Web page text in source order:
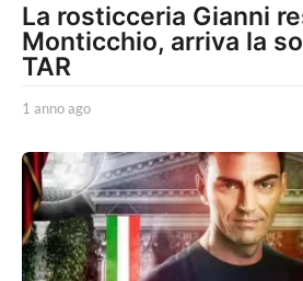
La rosticceria Gianni
Monticchio, arriva la
TAR
1 anno ago
n
n
o
a
g
o